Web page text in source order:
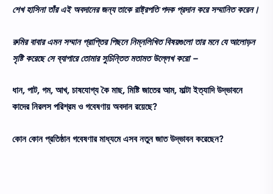
শেখ হাসিনা তাঁর এই অবদানের জন্য তাকে রাষ্ট্রপতি পদক প্রদান করে সম্মানিত করেন।
রুমির বাবার এমন সম্মান প্রাপ্তির পিছনে নিম্নলিখিত বিষয়গুলো তার মনে যে আলোড়ন
সৃষ্টি করেছে সে ব্যাপারে তোমার সুচিন্তিত মতামত উল্লেখ করো –
ধান, পাট, গম, আখ, চাষযোগ্য কৈ মাছ, মিষ্টি জাতের আম, মাল্টা ইত্যাদি উদ্ভাবনে
কাদের নিরলস পরিশ্রম ও গবেষণায় অবদান রয়েছে?
কোন কোন প্রতিষ্ঠান গবেষণার মাধ্যমে এসব নতুন জাত উদ্ভাবন করেছেন?